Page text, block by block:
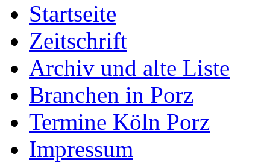
Startseite
Zeitschrift
Archiv und alte Liste
Branchen in Porz
Termine Köln Porz
Impressum